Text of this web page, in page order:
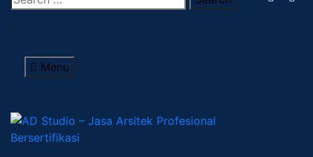
x
Menu